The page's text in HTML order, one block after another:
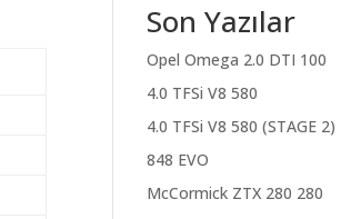
Son Yazılar
Opel Omega 2.0 DTI 100
4.0 TFSi V8 580
4.0 TFSi V8 580 (STAGE 2)
848 EVO
McCormick ZTX 280 280